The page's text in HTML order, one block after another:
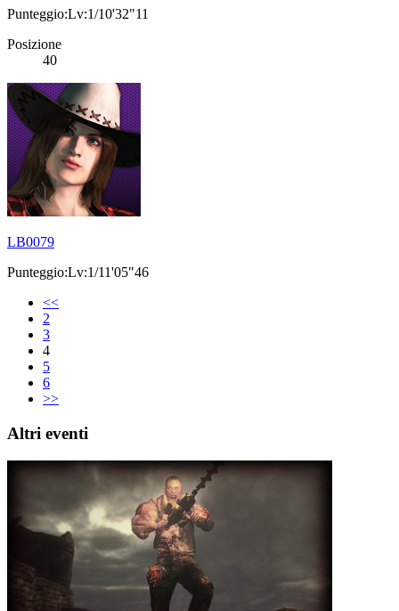
Punteggio:Lv:1/10'32"11
Posizione
40
LB0079
Punteggio:Lv:1/11'05"46
<<
2
3
4
5
6
>>
Altri eventi